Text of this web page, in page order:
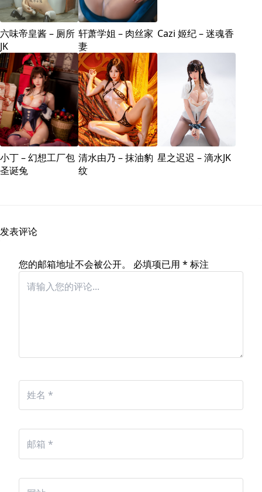
六味帝皇酱 – 厕所
JK
轩萧学姐 – 肉丝家
妻
Cazi 姬纪 – 迷魂香
小丁 – 幻想工厂包
圣诞兔
清水由乃 – 抹油豹
纹
星之迟迟 – 滴水JK
发表评论
您的邮箱地址不会被公开。 必填项已用 * 标注